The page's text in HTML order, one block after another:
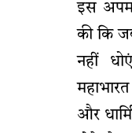
इस
की कि
नहीं
और